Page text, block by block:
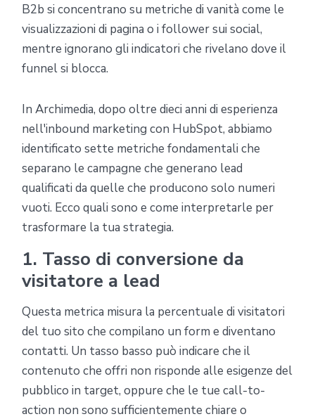
B2b si concentrano su metriche di vanità come le
visualizzazioni di pagina o i follower sui social,
mentre ignorano gli indicatori che rivelano dove il
funnel si blocca.
In Archimedia, dopo oltre dieci anni di esperienza
nell'inbound marketing con HubSpot, abbiamo
identificato sette metriche fondamentali che
separano le campagne che generano lead
qualificati da quelle che producono solo numeri
vuoti. Ecco quali sono e come interpretarle per
trasformare la tua strategia.
1. Tasso di conversione da
visitatore a lead
Questa metrica misura la percentuale di visitatori
del tuo sito che compilano un form e diventano
contatti. Un tasso basso può indicare che il
contenuto che offri non risponde alle esigenze del
pubblico in target, oppure che le tue call-to-
action non sono sufficientemente chiare o